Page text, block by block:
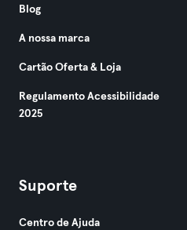
Blog
A nossa marca
Cartão Oferta & Loja
Regulamento Acessibilidade
2025
Suporte
Centro de Ajuda